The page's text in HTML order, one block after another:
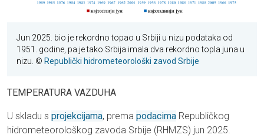
Jun 2025. bio je rekordno topao u Srbiji u nizu podataka od
1951. godine, pa je tako Srbija imala dva rekordno topla juna u
nizu. © Republički hidrometeorološki zavod Srbije
TEMPERATURA VAZDUHA
U skladu s projekcijama, prema podacima Republičkog
hidrometeorološkog zavoda Srbije (RHMZS) jun 2025.